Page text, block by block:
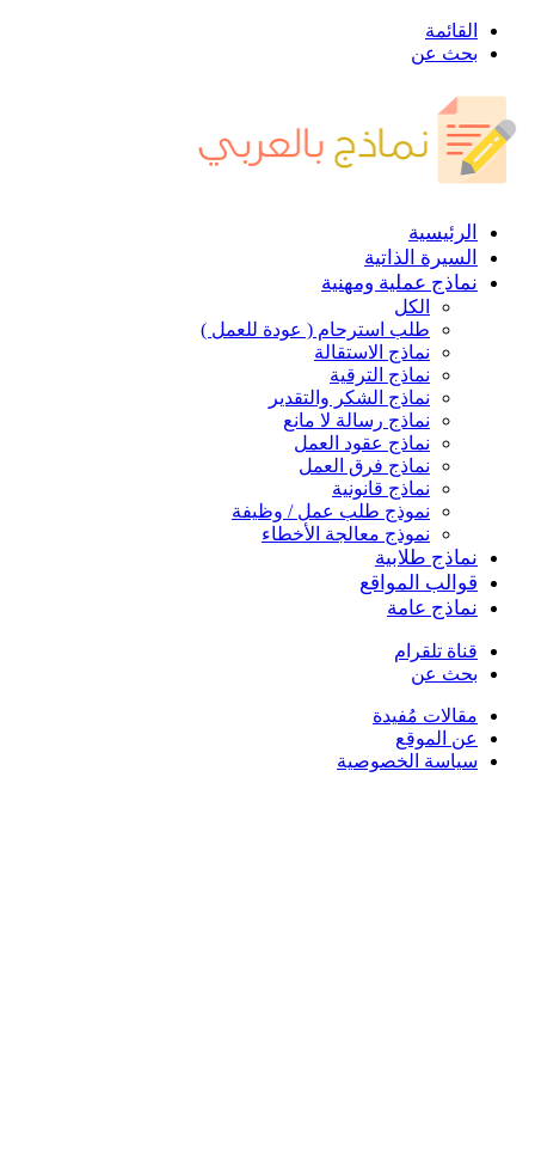
القائمة
بحث عن
الرئيسية
السيرة الذاتية
نماذج عملية ومهنية
الكل
طلب استرحام ( عودة للعمل )
نماذج الاستقالة
نماذج الترقية
نماذج الشكر والتقدير
نماذج رسالة لا مانع
نماذج عقود العمل
نماذج فرق العمل
نماذج قانونية
نموذج طلب عمل / وظيفة
نموذج معالجة الأخطاء
نماذج طلابية
قوالب المواقع
نماذج عامة
قناة تلقرام
بحث عن
مقالات مُفيدة
عن الموقع
سياسة الخصوصية